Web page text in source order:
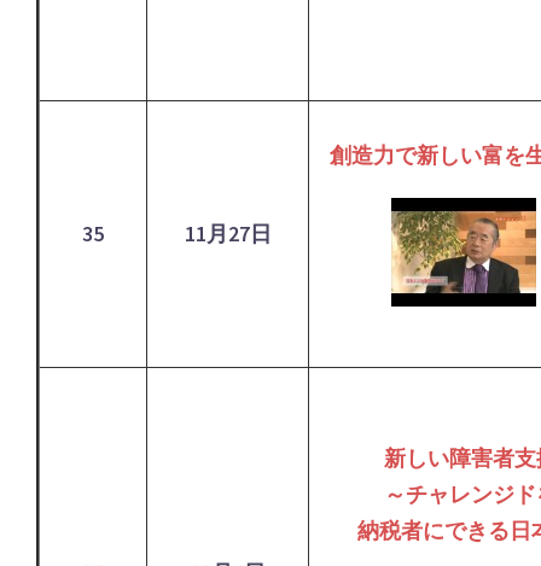
35 11月27日
創造力で新しい富を
新しい障害者
～チャレンジ
納税者にできる日